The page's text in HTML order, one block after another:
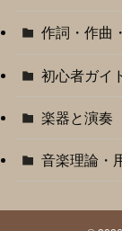
作詞・作曲
初心者ガイ
楽器と演奏
音楽理論・